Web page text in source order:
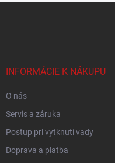
INFORMÁCIE K NÁKUPU
O nás
Servis a záruka
Postup pri vytknutí vady
Doprava a platba